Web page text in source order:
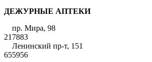
ДЕЖУРНЫЕ АПТЕКИ
пр. Мира, 98
217883
Ленинский пр-т, 151
655956